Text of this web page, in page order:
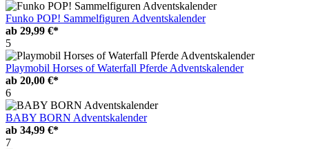
Funko POP! Sammelfiguren Adventskalender
ab 29,99 €*
5
Playmobil Horses of Waterfall Pferde Adventskalender
ab 20,00 €*
6
BABY BORN Adventskalender
ab 34,99 €*
7